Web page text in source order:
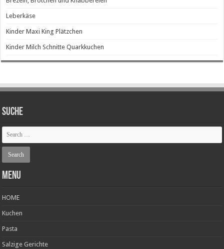
Leberkäse
Kinder Maxi King Plätzchen
Kinder Milch Schnitte Quarkkuchen
SUCHE
Menu
HOME
Kuchen
Pasta
Salzige Gerichte